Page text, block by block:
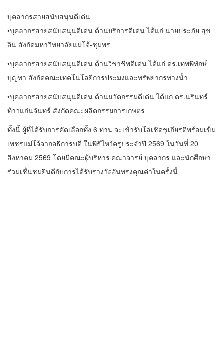
บุคลากรสายสนับสนุนดีเด่น
•บุคลากรสายสนับสนุนดีเด่น ด้านบริการดีเด่น ได้แก่ นายประภัย สุข
อิน สังกัดมหาวิทยาลัยแม่โจ้-ชุมพร
•บุคลากรสายสนับสนุนดีเด่น ด้านวิชาชีพดีเด่น ได้แก่ ดร.เทพพิทักษ์
บุญทา สังกัดคณะเทคโนโลยีการประมงและทรัพยากรทางน้ำ
•บุคลากรสายสนับสนุนดีเด่น ด้านนวัตกรรมดีเด่น ได้แก่ ดร.นรินทร์
ท้าวแก่นจันทร์ สังกัดคณะผลิตกรรมการเกษตร
ทั้งนี้ ผู้ที่ได้รับการคัดเลือกทั้ง 6 ท่าน จะเข้ารับโล่เชิดชูเกียรติพร้อมเข็ม
เพชรแม่โจ้จากอธิการบดี ในพิธีไหว้ครูประจำปี 2569 ในวันที่ 20
สิงหาคม 2569 โดยมีคณะผู้บริหาร คณาจารย์ บุคลากร และนักศึกษา
ร่วมเชื่นชมยินดีกับการได้รับรางวัลอันทรงคุณค่าในครั้งนี้